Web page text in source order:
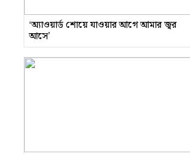
‘অ্যাওয়ার্ড শোয়ে যাওয়ার আগে আমার জ্বর
আসে’